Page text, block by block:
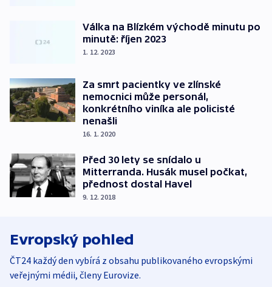
Válka na Blízkém východě minutu po
minutě: říjen 2023
1. 12. 2023
Za smrt pacientky ve zlínské
nemocnici může personál,
konkrétního viníka ale policisté
nenašli
16. 1. 2020
Před 30 lety se snídalo u
Mitterranda. Husák musel počkat,
přednost dostal Havel
9. 12. 2018
Evropský pohled
ČT24 každý den vybírá z obsahu publikovaného evropskými
veřejnými médii, členy Eurovize.